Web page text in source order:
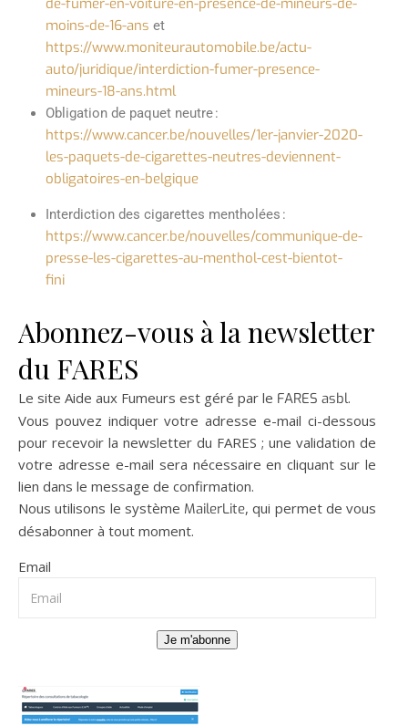
moins-de-16-ans et
https://www.moniteurautomobile.be/actu-
auto/juridique/interdiction-fumer-presence-
mineurs-18-ans.html
Obligation de paquet neutre :
https://www.cancer.be/nouvelles/1er-janvier-2020-
les-paquets-de-cigarettes-neutres-deviennent-
obligatoires-en-belgique
Interdiction des cigarettes mentholées :
https://www.cancer.be/nouvelles/communique-de-
presse-les-cigarettes-au-menthol-cest-bientot-
fini
Abonnez-vous à la newsletter
du FARES
Le site Aide aux Fumeurs est géré par le FARES asbl.
Vous pouvez indiquer votre adresse e-mail ci-dessous
pour recevoir la newsletter du FARES ; une validation de
votre adresse e-mail sera nécessaire en cliquant sur le
lien dans le message de confirmation.
Nous utilisons le système MailerLite, qui permet de vous
désabonner à tout moment.
Email
Je m'abonne